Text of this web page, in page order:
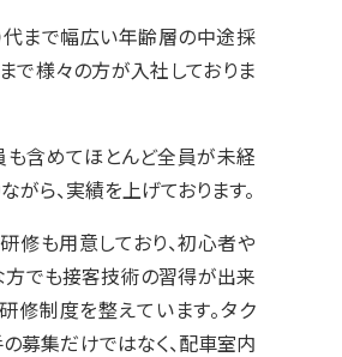
代まで幅広い年齢層の中途採
で様々の方が入社しておりま
含めてほとんど全員が未経
がら、実績を上げております。
修も用意しており、初心者や
でも接客技術の習得が出来
修制度を整えています。タク
募集だけではなく、配車室内